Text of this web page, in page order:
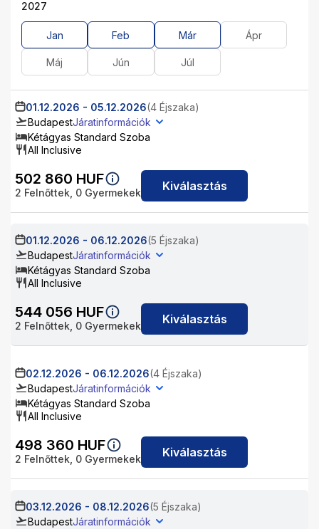
2027
Jan Feb Már Ápr
Máj Jún Júl
01.12.2026 - 05.12.2026(4 Éjszaka)
BudapestJáratinformációk
Kétágyas Standard Szoba
All Inclusive
502 860 HUF
2 Felnőttek, 0 Gyermekek Kiválasztás
01.12.2026 - 06.12.2026(5 Éjszaka)
BudapestJáratinformációk
Kétágyas Standard Szoba
All Inclusive
544 056 HUF
2 Felnőttek, 0 Gyermekek Kiválasztás
02.12.2026 - 06.12.2026(4 Éjszaka)
BudapestJáratinformációk
Kétágyas Standard Szoba
All Inclusive
498 360 HUF
2 Felnőttek, 0 Gyermekek Kiválasztás
03.12.2026 - 08.12.2026(5 Éjszaka)
BudapestJáratinformációk